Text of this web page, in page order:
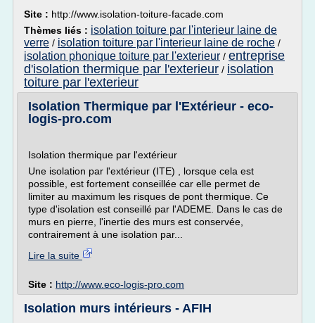
Site : http://www.isolation-toiture-facade.com
Thèmes liés : isolation toiture par l'interieur laine de
verre / isolation toiture par l'interieur laine de roche /
isolation phonique toiture par l'exterieur / entreprise
d'isolation thermique par l'exterieur / isolation
toiture par l'exterieur
Isolation Thermique par l'Extérieur - eco-
logis-pro.com
Isolation thermique par l'extérieur
Une isolation par l'extérieur (ITE) , lorsque cela est
possible, est fortement conseillée car elle permet de
limiter au maximum les risques de pont thermique. Ce
type d'isolation est conseillé par l'ADEME. Dans le cas de
murs en pierre, l'inertie des murs est conservée,
contrairement à une isolation par...
Lire la suite
Site : http://www.eco-logis-pro.com
Isolation murs intérieurs - AFIH